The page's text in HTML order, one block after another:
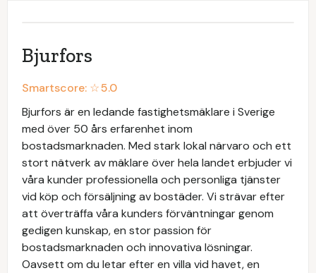
Bjurfors
Smartscore: ☆5.0
Bjurfors är en ledande fastighetsmäklare i Sverige
med över 50 års erfarenhet inom
bostadsmarknaden. Med stark lokal närvaro och ett
stort nätverk av mäklare över hela landet erbjuder vi
våra kunder professionella och personliga tjänster
vid köp och försäljning av bostäder. Vi strävar efter
att överträffa våra kunders förväntningar genom
gedigen kunskap, en stor passion för
bostadsmarknaden och innovativa lösningar.
Oavsett om du letar efter en villa vid havet, en